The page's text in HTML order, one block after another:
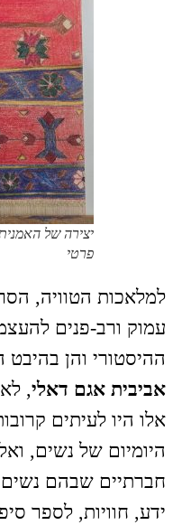
יצירה של
פרטי
למלאכות הטוויה,
עמוק ורב-פנים
ההיסטורי והן בהיבט
אביבית אגם דאלי,
אלו היו לעיתים
היומיום של נשים,
חברתיים שבהם נשים
ידע, חוויות, לספר